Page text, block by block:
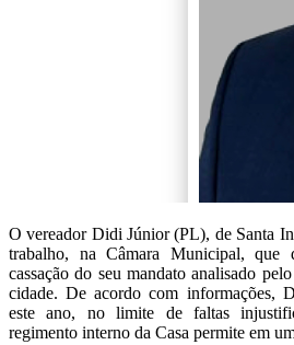
O vereador Didi Júnior (PL), de Santa
trabalho, na Câmara Municipal, que
cassação do seu mandato analisado
cidade. De acordo com informações,
este ano, no limite de faltas
regimento interno da Casa permite em